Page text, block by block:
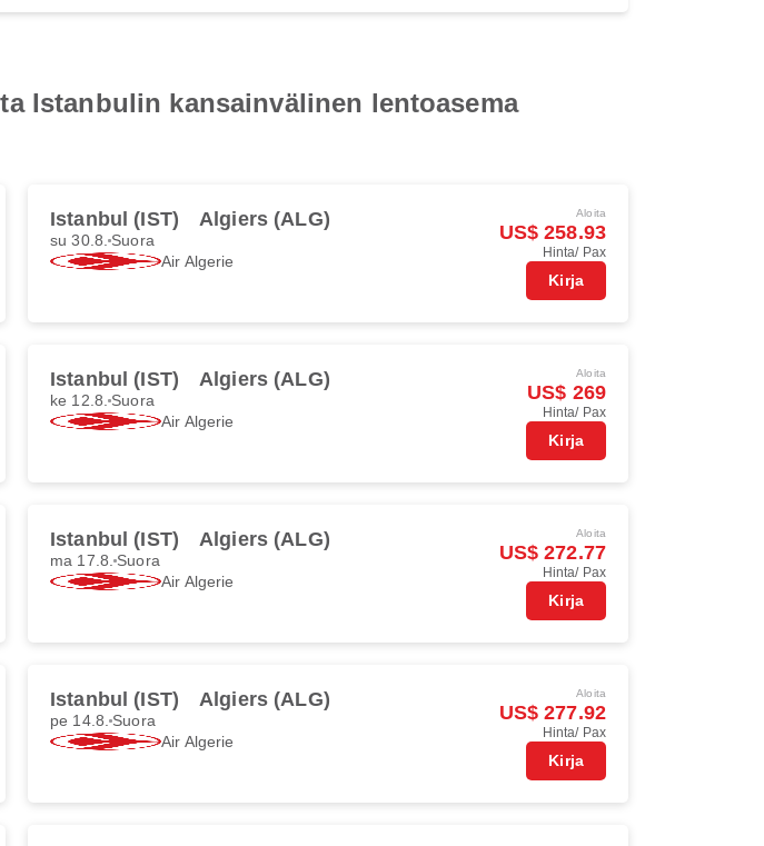
Istanbulin kansainvälinen lentoasema
Istanbul (IST) Algiers (ALG)
su 30.8. Suora
Air Algerie
Aloita
US$ 258.93
Hinta/ Pax
Kirja
Istanbul (IST) Algiers (ALG)
ke 12.8. Suora
Air Algerie
Aloita
US$ 269
Hinta/ Pax
Kirja
Istanbul (IST) Algiers (ALG)
ma 17.8. Suora
Air Algerie
Aloita
US$ 272.77
Hinta/ Pax
Kirja
Istanbul (IST) Algiers (ALG)
pe 14.8. Suora
Air Algerie
Aloita
US$ 277.92
Hinta/ Pax
Kirja